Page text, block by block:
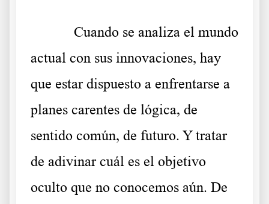
Cuando se analiza el mundo
actual con sus innovaciones, hay
que estar dispuesto a enfrentarse a
planes carentes de lógica, de
sentido común, de futuro. Y tratar
de adivinar cuál es el objetivo
oculto que no conocemos aún. De